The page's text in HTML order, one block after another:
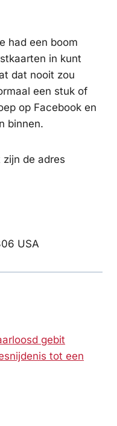
had een boom
in kunt
dat nooit zou
een stuk of
op Facebook en
binnen.
de adres
USA
gebit
tot een